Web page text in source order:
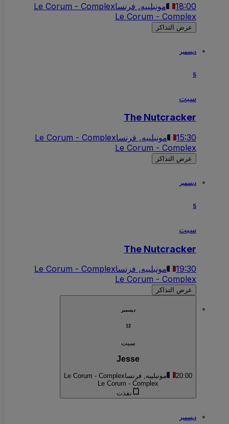
18:00 مونبلييه, فرنساLe Corum - Complex
Le Corum - Complex
عرض التذاكر
ديسمبر
سبت
The Nutcracker
15:30 مونبلييه, فرنساLe Corum - Complex
Le Corum - Complex
عرض التذاكر
ديسمبر
سبت
The Nutcracker
19:30 مونبلييه, فرنساLe Corum - Complex
Le Corum - Complex
عرض التذاكر
ديسمبر
سبت
Jesse
20:00 مونبلييه, فرنساLe Corum - Complex
Le Corum - Complex
نفذت
ديسمبر